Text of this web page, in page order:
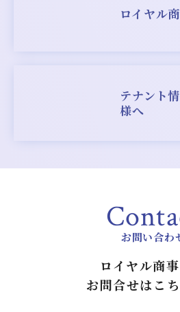
ロイヤル
テナント
様へ
お問い合わ
ロイヤル商
お問合せはこ